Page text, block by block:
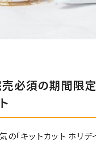
必須の期間限
の「キットカット ホリ